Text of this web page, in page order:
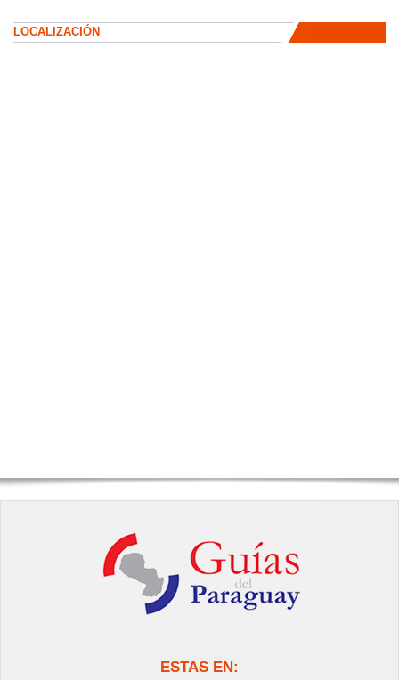
LOCALIZACIÓN
ESTAS EN: